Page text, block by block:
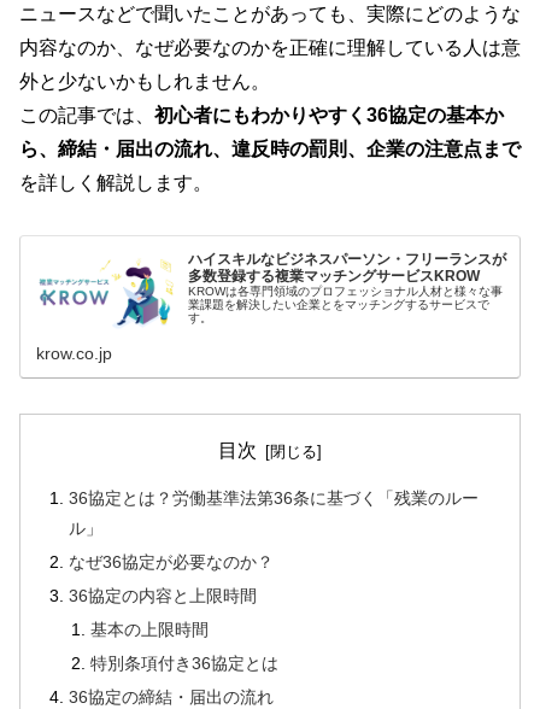
ニュースなどで聞いたことがあっても、実際にどのような
内容なのか、なぜ必要なのかを正確に理解している人は意
外と少ないかもしれません。
この記事では、 初心者にもわかりやすく36協定の基本か
ら、締結・届出の流れ、違反時の罰則、企業の注意点まで
を詳しく解説します。
ハイスキルなビジネスパーソン・フリーランスが
多数登録する複業マッチングサービスKROW
KROWは各専門領域のプロフェッショナル人材と様々な事
業課題を解決したい企業とをマッチングするサービスで
す。
krow.co.jp
目次
36協定とは？労働基準法第36条に基づく「残業のルー
ル」
なぜ36協定が必要なのか？
36協定の内容と上限時間
基本の上限時間
特別条項付き36協定とは
36協定の締結・届出の流れ